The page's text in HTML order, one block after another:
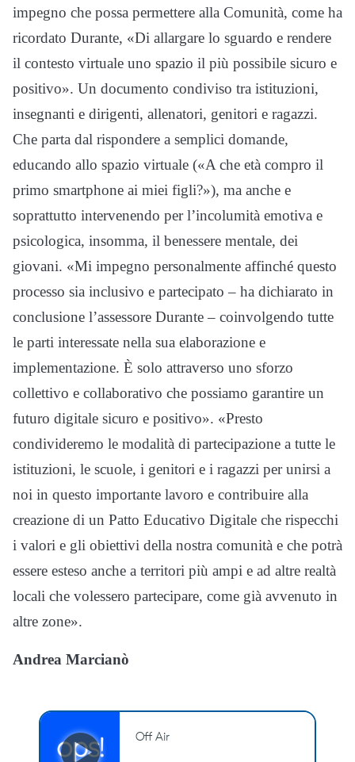
impegno che possa permettere alla Comunità, come ha
ricordato Durante, «Di allargare lo sguardo e rendere
il contesto virtuale uno spazio il più possibile sicuro e
positivo». Un documento condiviso tra istituzioni,
insegnanti e dirigenti, allenatori, genitori e ragazzi.
Che parta dal rispondere a semplici domande,
educando allo spazio virtuale («A che età compro il
primo smartphone ai miei figli?»), ma anche e
soprattutto intervenendo per l’incolumità emotiva e
psicologica, insomma, il benessere mentale, dei
giovani. «Mi impegno personalmente affinché questo
processo sia inclusivo e partecipato – ha dichiarato in
conclusione l’assessore Durante – coinvolgendo tutte
le parti interessate nella sua elaborazione e
implementazione. È solo attraverso uno sforzo
collettivo e collaborativo che possiamo garantire un
futuro digitale sicuro e positivo». «Presto
condivideremo le modalità di partecipazione a tutte le
istituzioni, le scuole, i genitori e i ragazzi per unirsi a
noi in questo importante lavoro e contribuire alla
creazione di un Patto Educativo Digitale che rispecchi
i valori e gli obiettivi della nostra comunità e che potrà
essere esteso anche a territori più ampi e ad altre realtà
locali che volessero partecipare, come già avvenuto in
altre zone».
Andrea Marcianò